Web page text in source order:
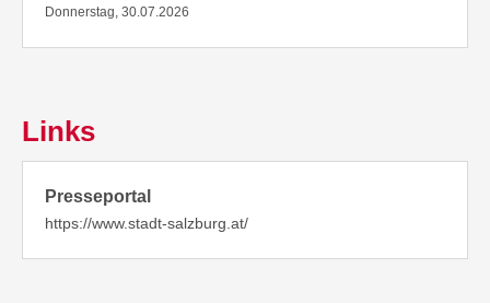
Donnerstag, 30.07.2026
Links
Presseportal
https://www.stadt-salzburg.at/